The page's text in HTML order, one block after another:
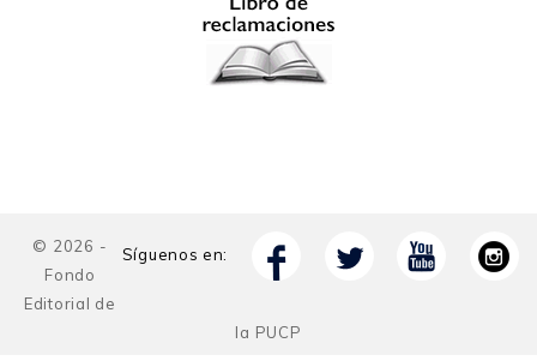
Síguenos en:
© 2026 -
Fondo
Editorial de
la PUCP